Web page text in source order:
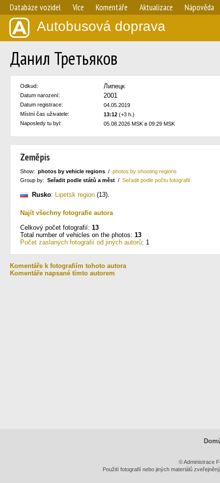
Databáze vozidel Více Komentáře Aktualizace Nápověda
Autobusová doprava
Данил Третьяков
Odkud: Липецк
Datum narození: 2001
Datum registrace:
04.05.2019
Místní čas uživatele:
13:12 (+3 h.)
Naposledy tu byl:
05.08.2026 MSK в 09:29 MSK
Zeměpis
Show: photos by vehicle regions / photos by shooting regions
Group by: Seřadit podle států a měst / Seřadit podle počtu fotografií
Rusko: Lipetsk region (13).
Najít všechny fotografie autora
Celkový počet fotografií: 13
Total number of vehicles on the photos: 13
Počet zaslaných fotografií od jiných autorů: 1
Komentáře k fotografiím tohoto autora
Komentáře napsané tímto autorem
© Administrace
Použití fotografií nebo jiných materiálů